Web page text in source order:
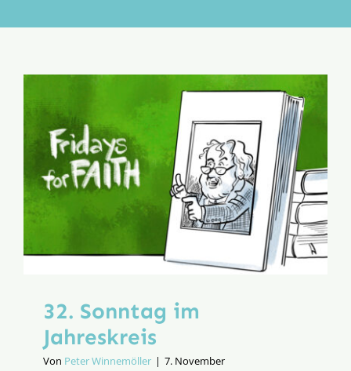
Aktion
32. Sonntag im
Jahreskreis
Von Peter Winnemöller | 7. November